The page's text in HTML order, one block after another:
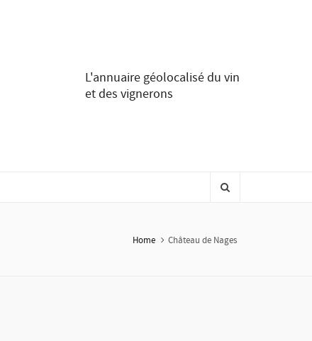
L'annuaire géolocalisé du vin
et des vignerons
Home Château de Nages